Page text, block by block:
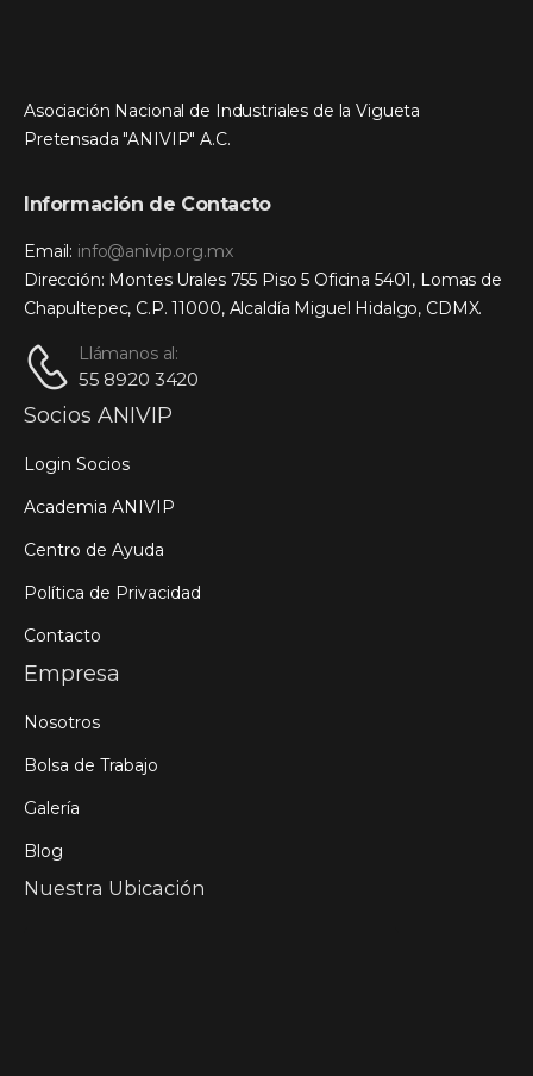
Asociación Nacional de Industriales de la Vigueta
Pretensada "ANIVIP" A.C.
Información de Contacto
Email: info@anivip.org.mx
Dirección: Montes Urales 755 Piso 5 Oficina 5401, Lomas de
Chapultepec, C.P. 11000, Alcaldía Miguel Hidalgo, CDMX.
Llámanos al:
55 8920 3420
Socios ANIVIP
Login Socios
Academia ANIVIP
Centro de Ayuda
Política de Privacidad
Contacto
Empresa
Nosotros
Bolsa de Trabajo
Galería
Blog
Nuestra Ubicación